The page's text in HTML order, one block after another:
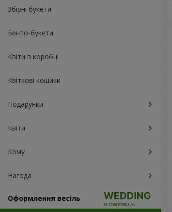
Збірні букети
Бенто-букети
Квіти в коробці
Квіткові кошики
Подарунки
Квіти
Кому
Нагода
Оформлення весіль